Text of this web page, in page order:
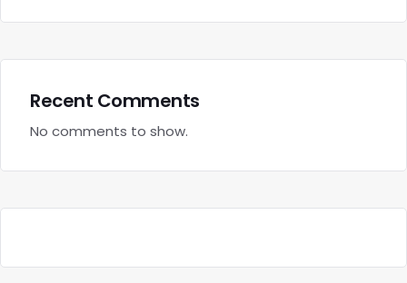
Recent Comments
No comments to show.